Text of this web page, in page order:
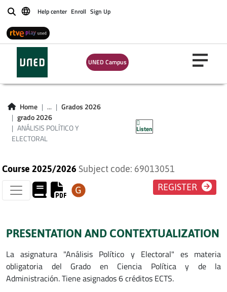
BuscarHelp center Enroll Sign Up
UNED Campus
Home ...
Grados 2026
grado 2026
ANÁLISIS POLÍTICO Y
ELECTORAL
Listen
ANÁLISIS POLÍTICO
Y ELECTORAL
Course 2025/2026 Subject code: 69013051
REGISTER
PRESENTATION AND CONTEXTUALIZATION
La asignatura "Análisis Político y Electoral" es materia
obligatoria del Grado en Ciencia Política y de la
Administración. Tiene asignados 6 créditos ECTS.